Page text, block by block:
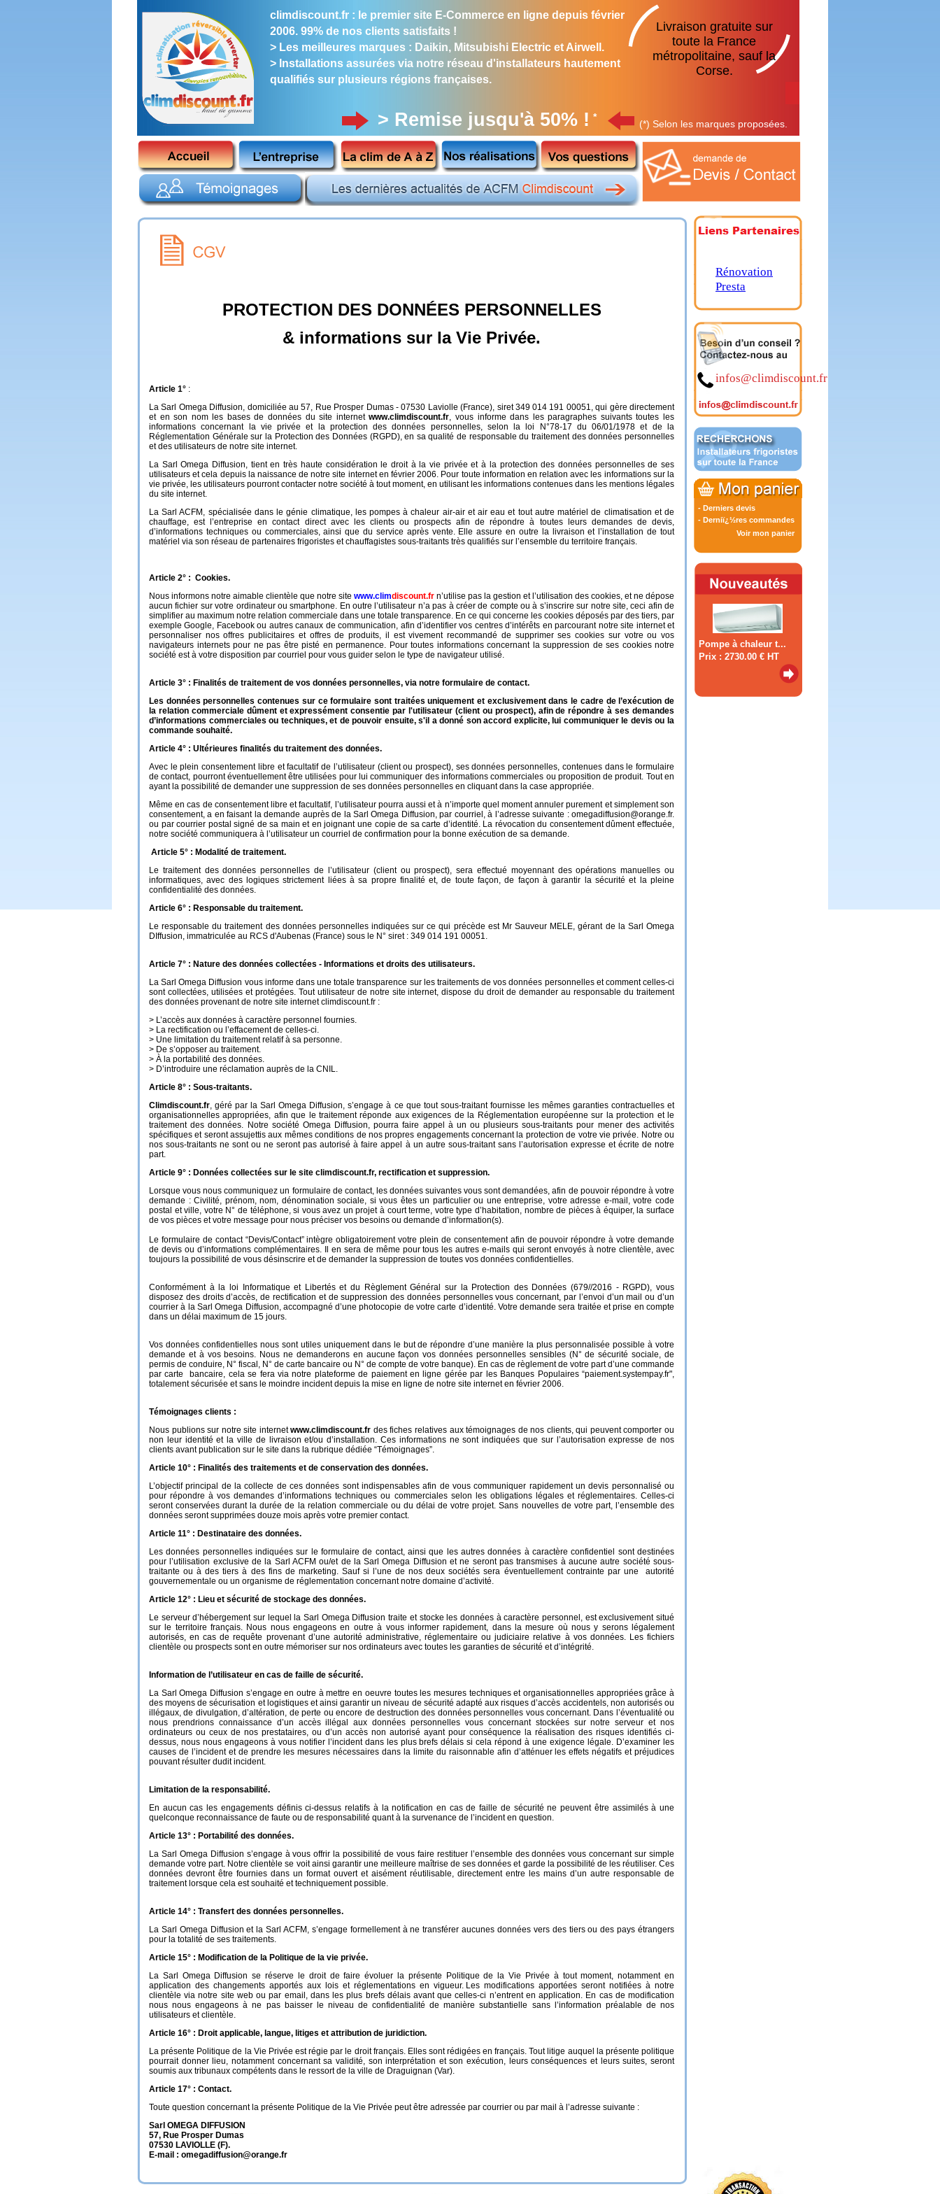
climdiscount.fr : le premier site E-Commerce en ligne depuis février
2006. 99% de nos clients satisfaits !
> Les meilleures marques : Daikin, Mitsubishi Electric et Airwell.
> Installations assurées via notre réseau d'installateurs hautement
qualifiés sur plusieurs régions françaises.
Livraison gratuite sur
toute la France
métropolitaine, sauf la
Corse.
> Remise jusqu'à 50% ! *
(*) Selon les marques proposées.
PROTECTION DES DONNÉES PERSONNELLES
& informations sur la Vie Privée.
Article 1° :
La Sarl Omega Diffusion, domiciliée au 57, Rue Prosper Dumas - 07530 Laviolle (France), siret 349 014 191 00051, qui gère directement
et en son nom les bases de données du site internetwww.climdiscount.fr, vous informe dans les paragraphes suivants toutes les
informations concernant la vie privée et la protection des données personnelles, selon la loi N°78-17 du 06/01/1978 et de la
Réglementation Générale sur la Protection des Données (RGPD), en sa qualité de responsable du traitement des données personnelles
et des utilisateurs de notre site internet.
La Sarl Omega Diffusion, tient en très haute considération le droit à la vie privée et à la protection des données personnelles de ses
utilisateurs et cela depuis la naissance de notre site internet en février 2006. Pour toute information en relation avec les informations sur la
vie privée, les utilisateurs pourront contacter notre société à tout moment, en utilisant les informations contenues dans les mentions légales
du site internet.
La Sarl ACFM, spécialisée dans le génie climatique, les pompes à chaleur air-air et air eau et tout autre matériel de climatisation et de
chauffage, est l’entreprise en contact direct avec les clients ou prospects afin de répondre à toutes leurs demandes de devis,
d’informations techniques ou commerciales, ainsi que du service après vente. Elle assure en outre la livraison et l’installation de tout
matériel via son réseau de partenaires frigoristes et chauffagistes sous-traitants très qualifiés sur l’ensemble du territoire français.
Article 2° : Cookies.
Nous informons notre aimable clientèle que notre site www.climdiscount.fr n’utilise pas la gestion et l’utilisation des cookies, et ne dépose
aucun fichier sur votre ordinateur ou smartphone. En outre l’utilisateur n’a pas à créer de compte ou à s’inscrire sur notre site, ceci afin de
simplifier au maximum notre relation commerciale dans une totale transparence. En ce qui concerne les cookies déposés par des tiers, par
exemple Google, Facebook ou autres canaux de communication, afin d’identifier vos centres d’intérêts en parcourant notre site internet et
personnaliser nos offres publicitaires et offres de produits, il est vivement recommandé de supprimer ses cookies sur votre ou vos
navigateurs internets pour ne pas être pisté en permanence. Pour toutes informations concernant la suppression de ses cookies notre
société est à votre disposition par courriel pour vous guider selon le type de navigateur utilisé.
Article 3° : Finalités de traitement de vos données personnelles, via notre formulaire de contact.
Les données personnelles contenues sur ce formulaire sont traitées uniquement et exclusivement dans le cadre de l’exécution de
la relation commerciale dûment et expressément consentie par l'utilisateur (client ou prospect), afin de répondre à ses demandes
d’informations commerciales ou techniques, et de pouvoir ensuite, s'il a donné son accord explicite, lui communiquer le devis ou la
commande souhaité.
Article 4° : Ultérieures finalités du traitement des données.
Avec le plein consentement libre et facultatif de l’utilisateur (client ou prospect), ses données personnelles, contenues dans le formulaire
de contact, pourront éventuellement être utilisées pour lui communiquer des informations commerciales ou proposition de produit. Tout en
ayant la possibilité de demander une suppression de ses données personnelles en cliquant dans la case appropriée.
Même en cas de consentement libre et facultatif, l’utilisateur pourra aussi et à n’importe quel moment annuler purement et simplement son
consentement, a en faisant la demande auprès de la Sarl Omega Diffusion, par courriel, à l’adresse suivante : omegadiffusion@orange.fr.
ou par courrier postal signé de sa main et en joignant une copie de sa carte d’identité. La révocation du consentement dûment effectuée,
notre société communiquera à l’utilisateur un courriel de confirmation pour la bonne exécution de sa demande.
Article 5° : Modalité de traitement.
Le traitement des données personnelles de l’utilisateur (client ou prospect), sera effectué moyennant des opérations manuelles ou
informatiques, avec des logiques strictement liées à sa propre finalité et, de toute façon, de façon à garantir la sécurité et la pleine
confidentialité des données.
Article 6° : Responsable du traitement.
Le responsable du traitement des données personnelles indiquées sur ce qui précède est Mr Sauveur MELE, gérant de la Sarl Omega
DIffusion, immatriculée au RCS d'Aubenas (France) sous le N° siret : 349 014 191 00051.
Article 7° : Nature des données collectées - Informations et droits des utilisateurs.
La Sarl Omega Diffusion vous informe dans une totale transparence sur les traitements de vos données personnelles et comment celles-ci
sont collectées, utilisées et protégées. Tout utilisateur de notre site internet, dispose du droit de demander au responsable du traitement
des données provenant de notre site internet climdiscount.fr :
> L’accès aux données à caractère personnel fournies.
> La rectification ou l’effacement de celles-ci.
> Une limitation du traitement relatif à sa personne.
> De s’opposer au traitement.
> À la portabilité des données.
> D’introduire une réclamation auprès de la CNIL.
Article 8° : Sous-traitants.
Climdiscount.fr, géré par la Sarl Omega Diffusion, s’engage à ce que tout sous-traitant fournisse les mêmes garanties contractuelles et
organisationnelles appropriées, afin que le traitement réponde aux exigences de la Réglementation européenne sur la protection et le
traitement des données. Notre société Omega Diffusion, pourra faire appel à un ou plusieurs sous-traitants pour mener des activités
spécifiques et seront assujettis aux mêmes conditions de nos propres engagements concernant la protection de votre vie privée. Notre ou
nos sous-traitants ne sont ou ne seront pas autorisé à faire appel à un autre sous-traitant sans l’autorisation expresse et écrite de notre
part.
Article 9° : Données collectées sur le site climdiscount.fr, rectification et suppression.
Lorsque vous nous communiquez un formulaire de contact, les données suivantes vous sont demandées, afin de pouvoir répondre à votre
demande : Civilité, prénom, nom, dénomination sociale, si vous êtes un particulier ou une entreprise, votre adresse e-mail, votre code
postal et ville, votre N° de téléphone, si vous avez un projet à court terme, votre type d’habitation, nombre de pièces à équiper, la surface
de vos pièces et votre message pour nous préciser vos besoins ou demande d’information(s).
Le formulaire de contact “Devis/Contact” intègre obligatoirement votre plein de consentement afin de pouvoir répondre à votre demande
de devis ou d’informations complémentaires. Il en sera de même pour tous les autres e-mails qui seront envoyés à notre clientèle, avec
toujours la possibilité de vous désinscrire et de demander la suppression de toutes vos données confidentielles.
Conformément à la loi Informatique et Libertés et du Règlement Général sur la Protection des Données (679//2016 - RGPD), vous
disposez des droits d’accès, de rectification et de suppression des données personnelles vous concernant, par l’envoi d’un mail ou d’un
courrier à la Sarl Omega Diffusion, accompagné d’une photocopie de votre carte d’identité. Votre demande sera traitée et prise en compte
dans un délai maximum de 15 jours.
Vos données confidentielles nous sont utiles uniquement dans le but de répondre d’une manière la plus personnalisée possible à votre
demande et à vos besoins. Nous ne demanderons en aucune façon vos données personnelles sensibles (N° de sécurité sociale, de
permis de conduire, N° fiscal, N° de carte bancaire ou N° de compte de votre banque). En cas de règlement de votre part d’une commande
par carte bancaire, cela se fera via notre plateforme de paiement en ligne gérée par les Banques Populaires “paiement.systempay.fr",
totalement sécurisée et sans le moindre incident depuis la mise en ligne de notre site internet en février 2006.
Témoignages clients :
Nous publions sur notre site internetwww.climdiscount.fr des fiches relatives aux témoignages de nos clients, qui peuvent comporter ou
non leur identité et la ville de livraison et/ou d’installation. Ces informations ne sont indiquées que sur l’autorisation expresse de nos
clients avant publication sur le site dans la rubrique dédiée “Témoignages”.
Article 10° : Finalités des traitements et de conservation des données.
L’objectif principal de la collecte de ces données sont indispensables afin de vous communiquer rapidement un devis personnalisé ou
pour répondre à vos demandes d’informations techniques ou commerciales selon les obligations légales et réglementaires. Celles-ci
seront conservées durant la durée de la relation commerciale ou du délai de votre projet. Sans nouvelles de votre part, l’ensemble des
données seront supprimées douze mois après votre premier contact.
Article 11° : Destinataire des données.
Les données personnelles indiquées sur le formulaire de contact, ainsi que les autres données à caractère confidentiel sont destinées
pour l’utilisation exclusive de la Sarl ACFM ou/et de la Sarl Omega Diffusion et ne seront pas transmises à aucune autre société sous-
traitante ou à des tiers à des fins de marketing. Sauf si l’une de nos deux sociétés sera éventuellement contrainte par une
autorité
gouvernementale ou un organisme de réglementation concernant notre domaine d’activité.
Article 12° : Lieu et sécurité de stockage des données.
Le serveur d’hébergement sur lequel la Sarl Omega Diffusion traite et stocke les données à caractère personnel, est exclusivement situé
sur le territoire français. Nous nous engageons en outre à vous informer rapidement, dans la mesure où nous y serons légalement
autorisés, en cas de requête provenant d’une autorité administrative, réglementaire ou judiciaire relative à vos données. Les fichiers
clientèle ou prospects sont en outre mémoriser sur nos ordinateurs avec toutes les garanties de sécurité et d’intégrité.
Information de l’utilisateur en cas de faille de sécurité.
La Sarl Omega Diffusion s’engage en outre à mettre en oeuvre toutes les mesures techniques et organisationnelles appropriées grâce à
des moyens de sécurisation et logistiques et ainsi garantir un niveau de sécurité adapté aux risques d’accès accidentels, non autorisés ou
illégaux, de divulgation, d’altération, de perte ou encore de destruction des données personnelles vous concernant. Dans l’éventualité ou
nous prendrions connaissance d’un accès illégal aux données personnelles vous concernant stockées sur notre serveur et nos
ordinateurs ou ceux de nos prestataires, ou d’un accès non autorisé ayant pour conséquence la réalisation des risques identifiés ci-
dessus, nous nous engageons à vous notifier l’incident dans les plus brefs délais si cela répond à une exigence légale. D’examiner les
causes de l’incident et de prendre les mesures nécessaires dans la limite du raisonnable afin d’atténuer les effets négatifs et préjudices
pouvant résulter dudit incident.
Limitation de la responsabilité.
En aucun cas les engagements définis ci-dessus relatifs à la notification en cas de faille de sécurité ne peuvent être assimilés à une
quelconque reconnaissance de faute ou de responsabilité quant à la survenance de l’incident en question.
Article 13° : Portabilité des données.
La Sarl Omega Diffusion s’engage à vous offrir la possibilité de vous faire restituer l’ensemble des données vous concernant sur simple
demande votre part. Notre clientèle se voit ainsi garantir une meilleure maîtrise de ses données et garde la possibilité de les réutiliser. Ces
données devront être fournies dans un format ouvert et aisément réutilisable, directement entre les mains d’un autre responsable de
traitement lorsque cela est souhaité et techniquement possible.
Article 14° : Transfert des données personnelles.
La Sarl Omega Diffusion et la Sarl ACFM, s’engage formellement à ne transférer aucunes données vers des tiers ou des pays étrangers
pour la totalité de ses traitements.
Article 15° : Modification de la Politique de la vie privée.
La Sarl Omega Diffusion se réserve le droit de faire évoluer la présente Politique de la Vie Privée à tout moment, notamment en
application des changements apportés aux lois et réglementations en vigueur. Les modifications apportées seront notifiées à notre
clientèle via notre site web ou par email, dans les plus brefs délais avant que celles-ci n’entrent en application. En cas de modification
nous nous engageons à ne pas baisser le niveau de confidentialité de manière substantielle sans l’information préalable de nos
utilisateurs et clientèle.
Article 16° : Droit applicable, langue, litiges et attribution de juridiction.
La présente Politique de la Vie Privée est régie par le droit français. Elles sont rédigées en français. Tout litige auquel la présente politique
pourrait donner lieu, notamment concernant sa validité, son interprétation et son exécution, leurs conséquences et leurs suites, seront
soumis aux tribunaux compétents dans le ressort de la ville de Draguignan (Var).
Article 17° : Contact.
Toute question concernant la présente Politique de la Vie Privée peut être adressée par courrier ou par mail à l’adresse suivante :
Sarl OMEGA DIFFUSION
57, Rue Prosper Dumas
07530 LAVIOLLE (F).
E-mail : omegadiffusion@orange.fr
Rénovation
Presta
infos@climdiscount.fr
- Derniers devis
- Derniï¿½res commandes
Voir mon panier
Pompe à chaleur t...
Prix : 2730.00 € HT